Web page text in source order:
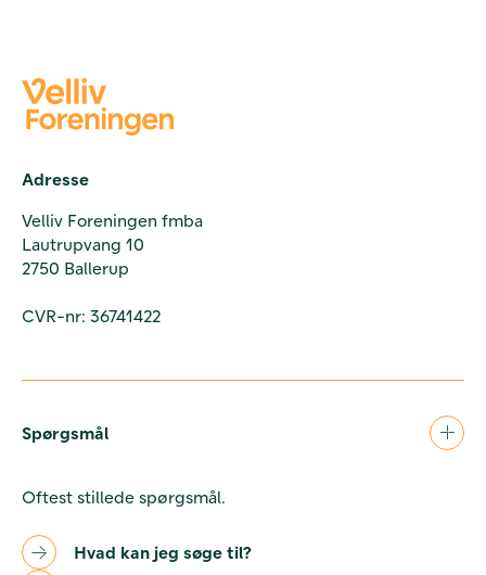
Adresse
Velliv Foreningen fmba
Lautrupvang 10
2750 Ballerup
CVR-nr: 36741422
Spørgsmål
Oftest stillede spørgsmål.
Hvad kan jeg søge til?